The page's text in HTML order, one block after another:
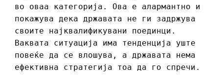
во оваа категорија. Ова е алармантно и
покажува дека државата не ги задржува
своите најквалификувани поединци.
Ваквата ситуација има тенденција уште
повеќе да се влошува, а државата нема
ефективна стратегија тоа да го спречи.